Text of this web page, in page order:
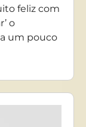
feliz com
o
um pouco